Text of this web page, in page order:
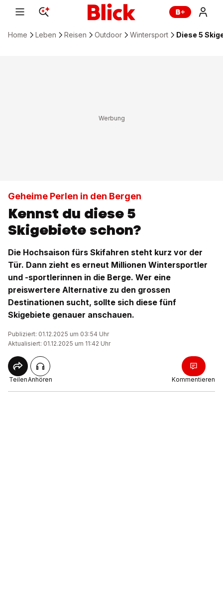
Home Leben Reisen Outdoor Wintersport Diese 5
Geheime Perlen in den Bergen
Kennst du diese 5
Skigebiete schon?
Die Hochsaison fürs Skifahren steht kurz vor der
Tür. Dann zieht es erneut Millionen Wintersportler
und -sportlerinnen in die Berge. Wer eine
preiswertere Alternative zu den grossen
Destinationen sucht, sollte sich diese fünf
Skigebiete genauer anschauen.
Publiziert: 01.12.2025 um 03:54 Uhr
Aktualisiert: 01.12.2025 um 11:42 Uhr
TeilenAnhören Kommentieren